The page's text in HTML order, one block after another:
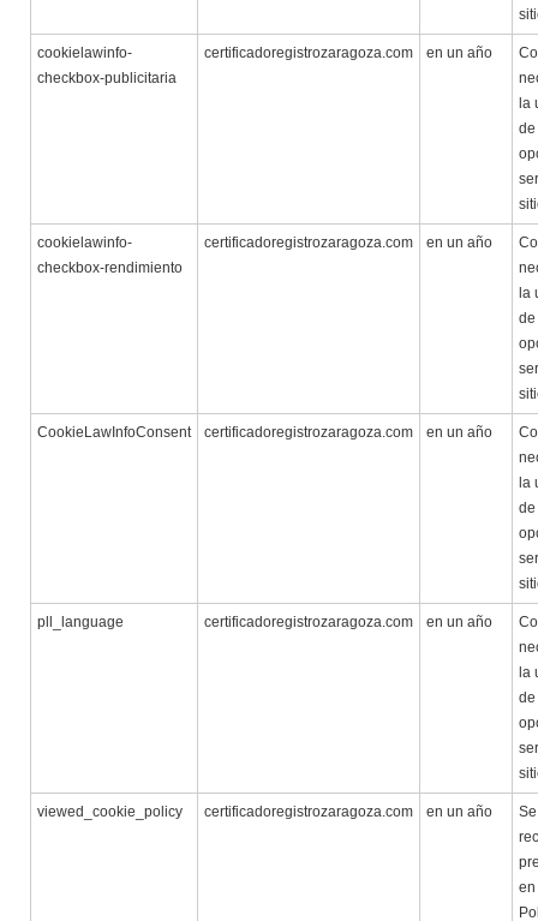
cookielawinfo-
checkbox-publicitaria
certificadoregistrozaragoza.com en un año
la
de
cookielawinfo-
checkbox-rendimiento
certificadoregistrozaragoza.com en un año
la
de
CookieLawInfoConsent certificadoregistrozaragoza.com en un año
la
de
pll_language certificadoregistrozaragoza.com en un año
la
de
viewed_cookie_policy certificadoregistrozaragoza.com en un año
en